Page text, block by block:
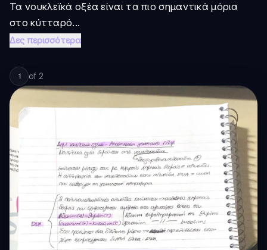
Τα νουκλεϊκά οξέα είναι τα πιο σημαντικά μόρια
στο κύτταρό...
Δες περισσότερα
1 of 2